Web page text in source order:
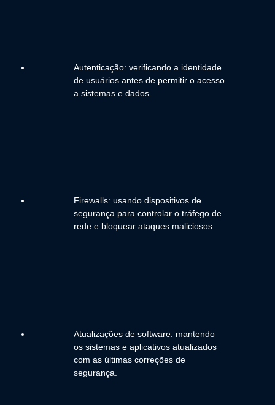
Autenticação: verificando a identidade
de usuários antes de permitir o acesso
a sistemas e dados.
Firewalls: usando dispositivos de
segurança para controlar o tráfego de
rede e bloquear ataques maliciosos.
Atualizações de software: mantendo
os sistemas e aplicativos atualizados
com as últimas correções de
segurança.